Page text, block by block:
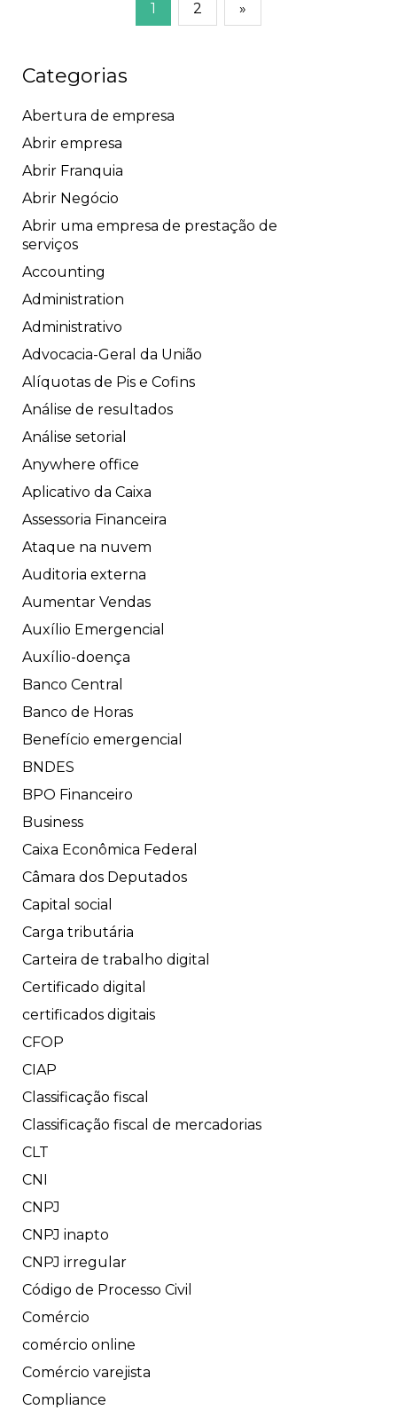
1 2 »
Categorias
Abertura de empresa
Abrir empresa
Abrir Franquia
Abrir Negócio
Abrir uma empresa de prestação de
serviços
Accounting
Administration
Administrativo
Advocacia-Geral da União
Alíquotas de Pis e Cofins
Análise de resultados
Análise setorial
Anywhere office
Aplicativo da Caixa
Assessoria Financeira
Ataque na nuvem
Auditoria externa
Aumentar Vendas
Auxílio Emergencial
Auxílio-doença
Banco Central
Banco de Horas
Benefício emergencial
BNDES
BPO Financeiro
Business
Caixa Econômica Federal
Câmara dos Deputados
Capital social
Carga tributária
Carteira de trabalho digital
Certificado digital
certificados digitais
CFOP
CIAP
Classificação fiscal
Classificação fiscal de mercadorias
CLT
CNI
CNPJ
CNPJ inapto
CNPJ irregular
Código de Processo Civil
Comércio
comércio online
Comércio varejista
Compliance